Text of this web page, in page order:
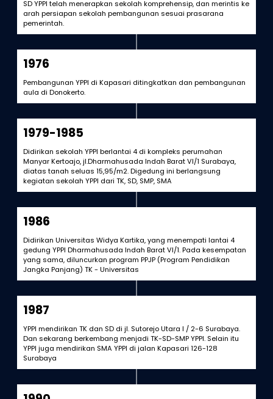
SD YPPI telah menerapkan sekolah komprehensip, dan merintis ke
arah persiapan sekolah pembangunan sesuai prasarana
pemerintah.
1976
Pembangunan YPPI di Kapasari ditingkatkan dan pembangunan
aula di Donokerto.
1979-1985
Didirikan sekolah YPPI berlantai 4 di kompleks perumahan
Manyar Kertoajo, jl.Dharmahusada Indah Barat VI/1 Surabaya,
diatas tanah seluas 15,95/m2. Digedung ini berlangsung
kegiatan sekolah YPPI dari TK, SD, SMP, SMA
1986
Didirikan Universitas Widya Kartika, yang menempati lantai 4
gedung YPPI Dharmahusada Indah Barat VI/1. Pada kesempatan
yang sama, diluncurkan program PPJP (Program Pendidikan
Jangka Panjang) TK - Universitas
1987
YPPI mendirikan TK dan SD di jl. Sutorejo Utara I / 2-6 Surabaya.
Dan sekarang berkembang menjadi TK-SD-SMP YPPI. Selain itu
YPPI juga mendirikan SMA YPPI di jalan Kapasari 126-128
Surabaya